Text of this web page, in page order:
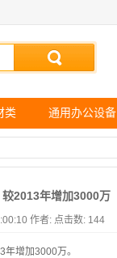
类 通用办公设备
2013年增加3000万
作者: 点击数: 144
增加3000万。